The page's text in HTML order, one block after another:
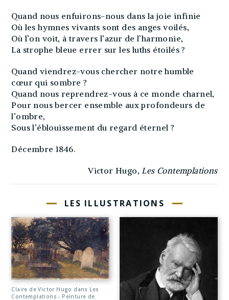
Quand nous enfuirons-nous dans la joie infinie
Où les hymnes vivants sont des anges voilés,
Où l’on voit, à travers l’azur de l’harmonie,
La strophe bleue errer sur les luths étoilés ?
Quand viendrez-vous chercher notre humble
cœur qui sombre ?
Quand nous reprendrez-vous à ce monde charnel,
Pour nous bercer ensemble aux profondeurs de
l’ombre,
Sous l’éblouissement du regard éternel ?
Décembre 1846.
Victor Hugo, Les Contemplations
LES ILLUSTRATIONS
Claire de Victor Hugo dans Les
Contemplations - Peinture de